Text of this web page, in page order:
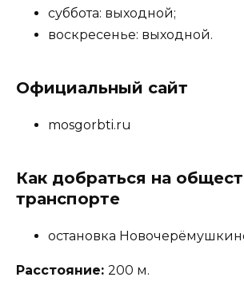
суббота: выходной;
воскресенье: выходной.
Официальный сайт
mosgorbti.ru
Как добраться на
транспорте
остановка
Расстояние: 200 м.